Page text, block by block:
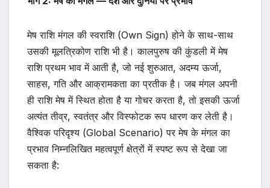
मेष राशि मंगल की स्वराशि (Own Sign) होने के साथ-साथ
उसकी मूलत्रिकोण राशि भी है। कालपुरुष की कुंडली में मेष
राशि प्रथम भाव में आती है, जो नई शुरुआत, अदम्य ऊर्जा,
साहस, गति और आक्रामकता का प्रतीक है। जब मंगल अपनी
ही राशि मेष में स्थित होता है या गोचर करता है, तो इसकी ऊर्जा
अत्यंत तीव्र, स्वतंत्र और विस्फोटक रूप धारण कर लेती है।
वैश्विक परिदृश्य (Global Scenario) पर मेष के मंगल का
प्रभाव निम्नलिखित महत्वपूर्ण क्षेत्रों में स्पष्ट रूप से देखा जा
सकता है: